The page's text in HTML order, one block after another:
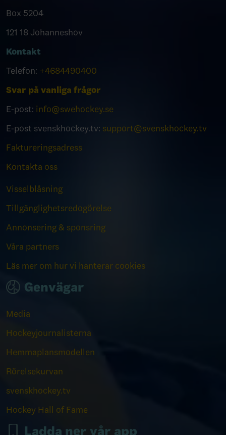
Box 5204
121 18 Johanneshov
Kontakt
Telefon: +4684490400
Svar på vanliga frågor
E-post: info@swehockey.se
E-post svenskhockey.tv: support@svenskhockey.tv
Faktureringsadress
Kontakta oss
Visselblåsning
Tillgänglighetsredogörelse
Annonsering & sponsring
Våra partners
Läs mer om hur vi hanterar cookies
Genvägar
Media
Hockeyjournalisterna
Hemmaplansmodellen
Rörelsekurvan
svenskhockey.tv
Hockey Hall of Fame
Ladda ner vår app